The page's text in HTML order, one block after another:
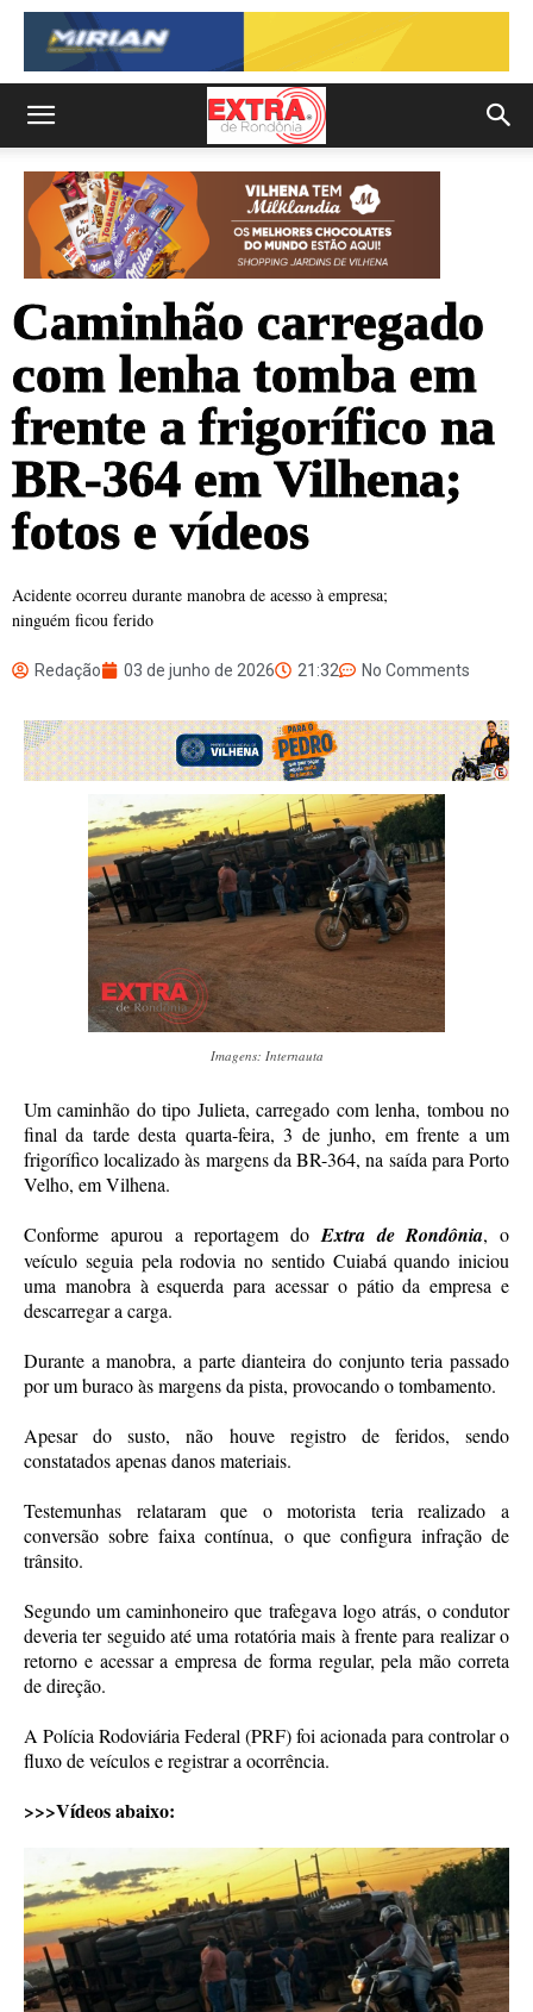
Caminhão carregado
com lenha tomba em
frente a frigorífico na
BR-364 em Vilhena;
fotos e vídeos
Acidente ocorreu durante manobra de acesso à empresa;
ninguém ficou ferido
Redação 03 de junho de 2026 21:32 No Comments
Imagens: Internauta
Um caminhão do tipo Julieta, carregado com lenha, tombou no
final da tarde desta quarta-feira, 3 de junho, em frente a um
frigorífico localizado às margens da BR-364, na saída para Porto
Velho, em Vilhena.
Conforme apurou a reportagem do Extra de Rondônia, o
veículo seguia pela rodovia no sentido Cuiabá quando iniciou
uma manobra à esquerda para acessar o pátio da empresa e
descarregar a carga.
Durante a manobra, a parte dianteira do conjunto teria passado
por um buraco às margens da pista, provocando o tombamento.
Apesar do susto, não houve registro de feridos, sendo
constatados apenas danos materiais.
Testemunhas relataram que o motorista teria realizado a
conversão sobre faixa contínua, o que configura infração de
trânsito.
Segundo um caminhoneiro que trafegava logo atrás, o condutor
deveria ter seguido até uma rotatória mais à frente para realizar o
retorno e acessar a empresa de forma regular, pela mão correta
de direção.
A Polícia Rodoviária Federal (PRF) foi acionada para controlar o
fluxo de veículos e registrar a ocorrência.
>>>Vídeos abaixo: